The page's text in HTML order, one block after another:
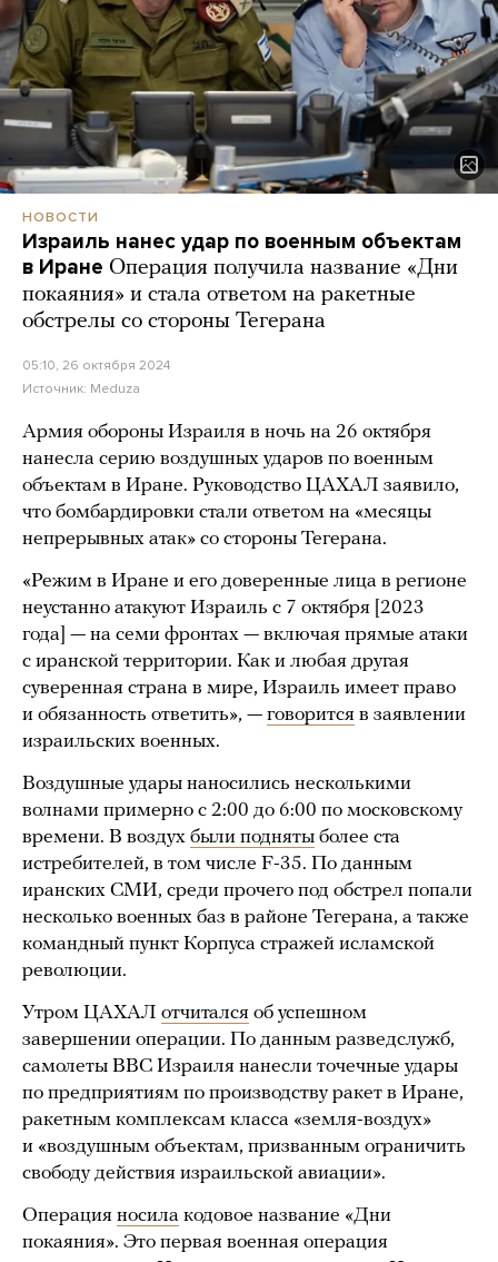
НОВОСТИ
Израиль нанес удар по военным объектам
в Иране Операция получила название «Дни
покаяния» и стала ответом на ракетные
обстрелы со стороны Тегерана
05:10, 26 октября 2024
Источник: Meduza
Армия обороны Израиля в ночь на 26 октября
нанесла серию воздушных ударов по военным
объектам в Иране. Руководство ЦАХАЛ заявило,
что бомбардировки стали ответом на «месяцы
непрерывных атак» со стороны Тегерана.
«Режим в Иране и его доверенные лица в регионе
неустанно атакуют Израиль с 7 октября [2023
года] — на семи фронтах — включая прямые атаки
с иранской территории. Как и любая другая
суверенная страна в мире, Израиль имеет право
и обязанность ответить», — говорится в заявлении
израильских военных.
Воздушные удары наносились несколькими
волнами примерно с 2:00 до 6:00 по московскому
времени. В воздух были подняты более ста
истребителей, в том числе F-35. По данным
иранских СМИ, среди прочего под обстрел попали
несколько военных баз в районе Тегерана, а также
командный пункт Корпуса стражей исламской
революции.
Утром ЦАХАЛ отчитался об успешном
завершении операции. По данным разведслужб,
самолеты ВВС Израиля нанесли точечные удары
по предприятиям по производству ракет в Иране,
ракетным комплексам класса «земля-воздух»
и «воздушным объектам, призванным ограничить
свободу действия израильской авиации».
Операция носила кодовое название «Дни
покаяния». Это первая военная операция